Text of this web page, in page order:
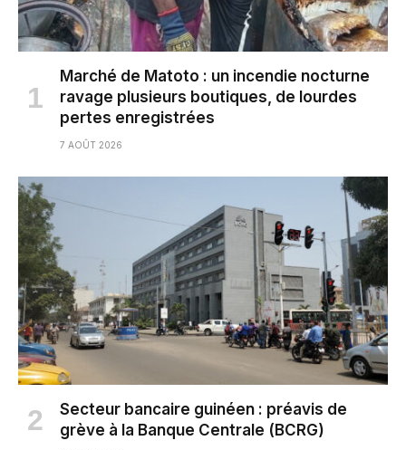
Marché de Matoto : un incendie nocturne
ravage plusieurs boutiques, de lourdes
pertes enregistrées
7 AOÛT 2026
Secteur bancaire guinéen : préavis de
grève à la Banque Centrale (BCRG)